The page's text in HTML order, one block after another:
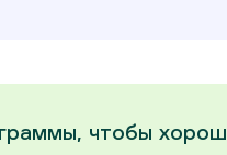
чтобы